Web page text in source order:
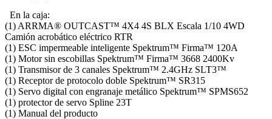
En la caja:
(1) ARRMA® OUTCAST™ 4X4 4S BLX Escala 1/10 4WD
Camión acrobático eléctrico RTR
(1) ESC impermeable inteligente Spektrum™ Firma™ 120A
(1) Motor sin escobillas Spektrum™ Firma™ 3668 2400Kv
(1) Transmisor de 3 canales Spektrum™ 2.4GHz SLT3™
(1) Receptor de protocolo doble Spektrum™ SR315
(1) Servo digital con engranaje metálico Spektrum™ SPMS652
(1) protector de servo Spline 23T
(1) Manual del producto